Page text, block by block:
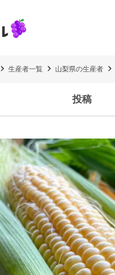
生産者一覧 山梨県の生産者
投稿